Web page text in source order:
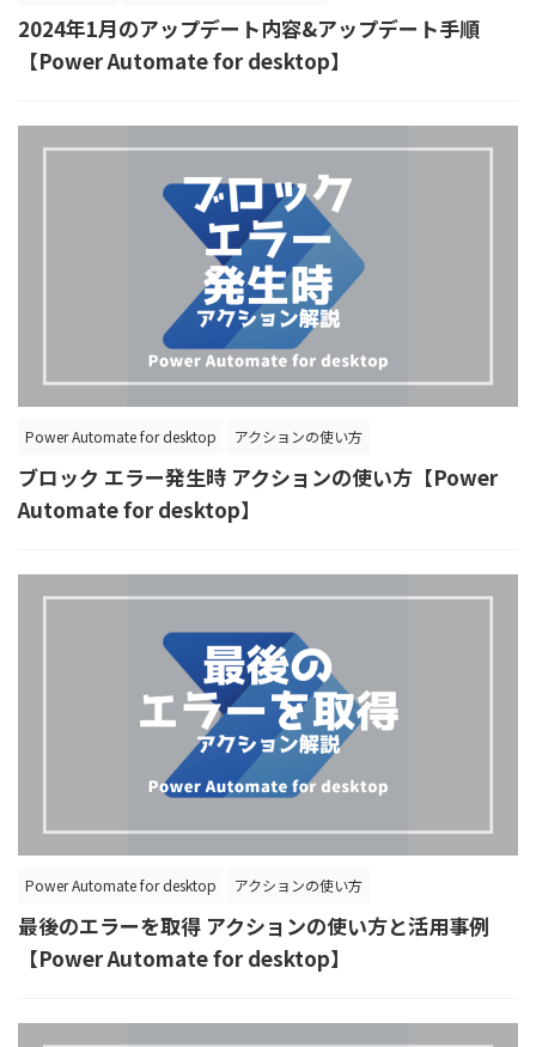
2024年1月のアップデート内容&アップデート手順
【Power Automate for desktop】
Power Automate for desktop アクションの使い方
ブロック エラー発生時 アクションの使い方【Power
Automate for desktop】
Power Automate for desktop アクションの使い方
最後のエラーを取得 アクションの使い方と活用事例
【Power Automate for desktop】